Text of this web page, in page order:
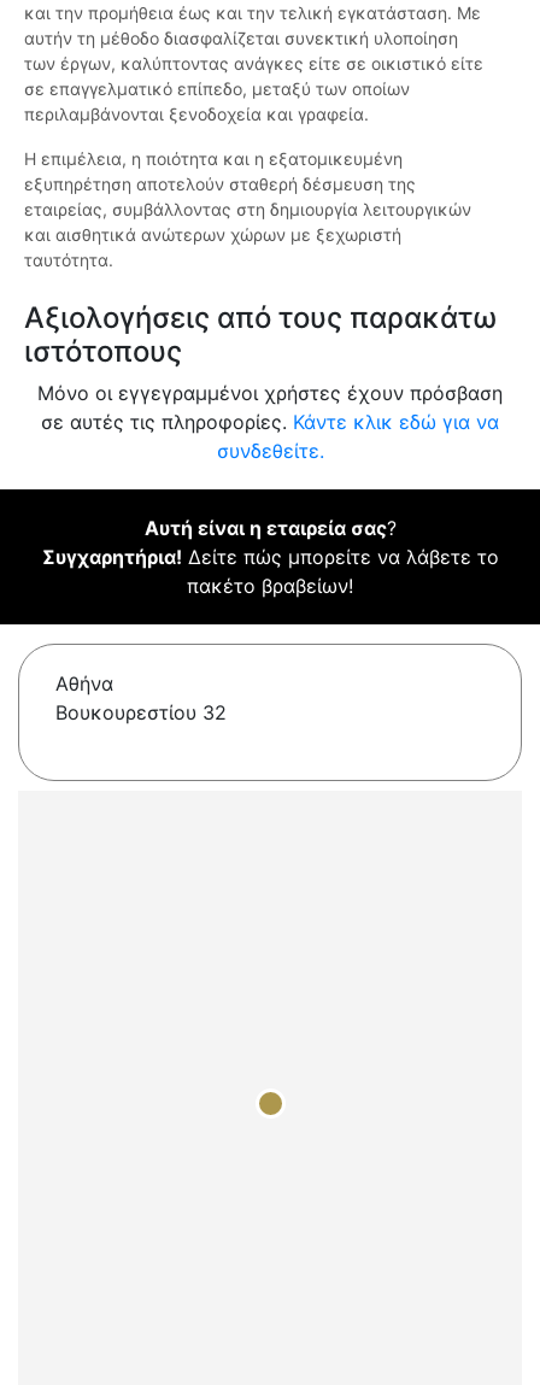
και την προμήθεια έως και την τελική εγκατάσταση. Με
αυτήν τη μέθοδο διασφαλίζεται συνεκτική υλοποίηση
των έργων, καλύπτοντας ανάγκες είτε σε οικιστικό είτε
σε επαγγελματικό επίπεδο, μεταξύ των οποίων
περιλαμβάνονται ξενοδοχεία και γραφεία.
Η επιμέλεια, η ποιότητα και η εξατομικευμένη
εξυπηρέτηση αποτελούν σταθερή δέσμευση της
εταιρείας, συμβάλλοντας στη δημιουργία λειτουργικών
και αισθητικά ανώτερων χώρων με ξεχωριστή
ταυτότητα.
Αξιολογήσεις από τους παρακάτω
ιστότοπους
Μόνο οι εγγεγραμμένοι χρήστες έχουν πρόσβαση
σε αυτές τις πληροφορίες. Κάντε κλικ εδώ για να
συνδεθείτε.
Αυτή είναι η εταιρεία σας?
Συγχαρητήρια! Δείτε πώς μπορείτε να λάβετε το
πακέτο βραβείων!
Αθήνα
Βουκουρεστίου 32